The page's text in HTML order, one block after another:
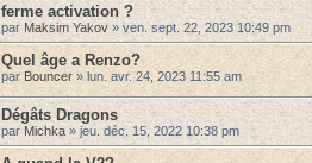
ferme activation ?
par Maksim Yakov » ven. sept. 22, 2023 10:49 pm
Quel âge a Renzo?
par Bouncer » lun. avr. 24, 2023 11:55 am
Dégâts Dragons
par Michka » jeu. déc. 15, 2022 10:38 pm